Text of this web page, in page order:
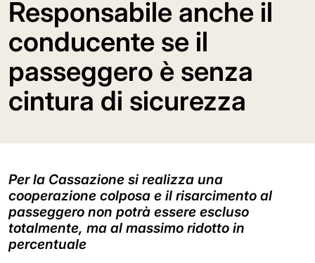
Responsabile anche il
conducente se il
passeggero è senza
cintura di sicurezza
Per la Cassazione si realizza una
cooperazione colposa e il risarcimento al
passeggero non potrà essere escluso
totalmente, ma al massimo ridotto in
percentuale